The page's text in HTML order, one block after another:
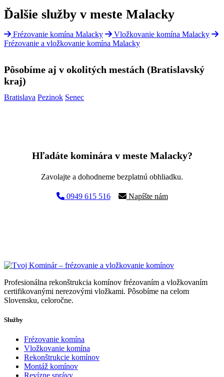
Ďalšie služby v meste Malacky
Frézovanie komína Malacky
Vložkovanie komína Malacky
Frézovanie a vložkovanie komína Malacky
Pôsobíme aj v okolitých mestách (Bratislavský
kraj)
Bratislava Pezinok Senec
Hľadáte kominára v meste Malacky?
Zavolajte a dohodneme bezplatnú obhliadku.
0949 615 516 Napíšte nám
Profesionálna rekonštrukcia komínov frézovaním a vložkovaním
certifikovanými nerezovými vložkami. Pôsobíme na celom
Slovensku, celoročne.
Služby
Frézovanie komína
Vložkovanie komína
Rekonštrukcie komínov
Montáž komínov
Revízne správy